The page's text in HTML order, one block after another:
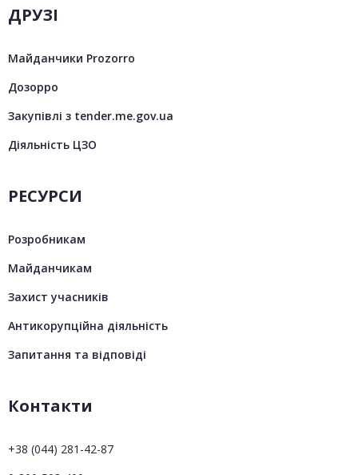
ДРУЗІ
Майданчики Prozorro
Дозорро
Закупівлі з tender.me.gov.ua
Діяльність ЦЗО
РЕСУРСИ
Розробникам
Майданчикам
Захист учасників
Антикорупційна діяльність
Запитання та відповіді
Контакти
+38 (044) 281-42-87